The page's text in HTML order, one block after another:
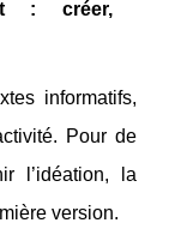
: créer,
informatifs,
Pour de
l’idéation, la
version.